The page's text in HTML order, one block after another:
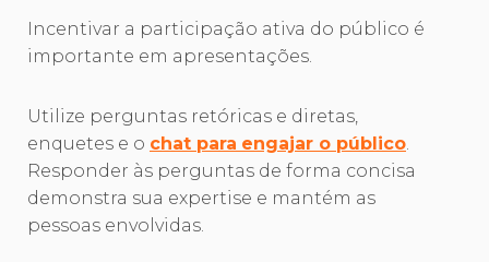
Incentivar a participação ativa do público é
importante em apresentações.
Utilize perguntas retóricas e diretas,
enquetes e o chat para engajar o público.
Responder às perguntas de forma concisa
demonstra sua expertise e mantém as
pessoas envolvidas.